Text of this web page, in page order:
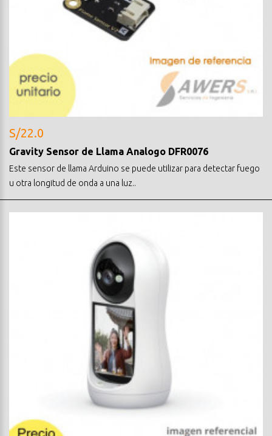
S/22.0
Gravity Sensor de Llama Analogo DFR0076
Este sensor de llama Arduino se puede utilizar para detectar fuego
u otra longitud de onda a una luz..